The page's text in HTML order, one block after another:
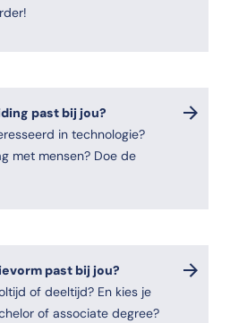
past bij jou?
in technologie?
met mensen? Doe de
past bij jou?
of deeltijd? En kies je
of associate degree?